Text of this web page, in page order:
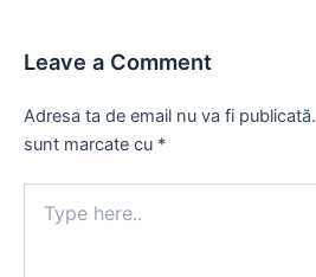
Leave a Comment
Adresa ta de email nu va fi publicată.
sunt marcate cu *
here..